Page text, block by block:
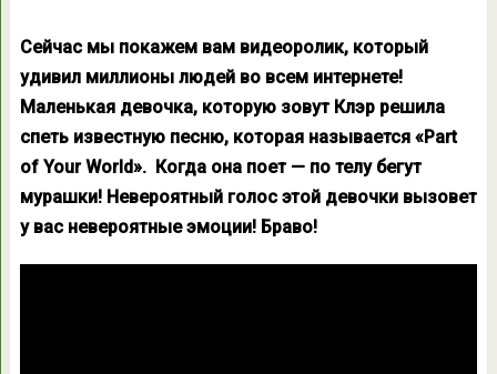
Сейчас мы покажем вам видеоролик, который
удивил миллионы людей во всем интернете!
Маленькая девочка, которую зовут Клэр решила
спеть известную песню, которая называется «Part
of Your World». Когда она поет — по телу бегут
мурашки! Невероятный голос этой девочки вызовет
у вас невероятные эмоции! Браво!